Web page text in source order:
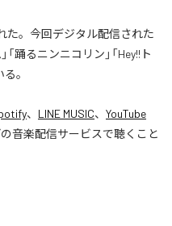
た。今回デジタル配信された
「踊るニンニコリン」「Hey!!ト
。
、 LINE MUSIC、 YouTube
音楽配信サービスで聴くこと